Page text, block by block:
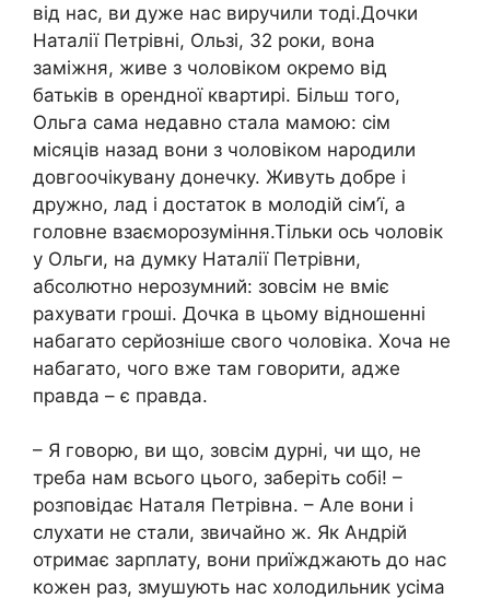
від нас, ви дуже нас виручили тоді.Дочки
Наталії Петрівні, Ользі, 32 роки, вона
заміжня, живе з чоловіком окремо від
батьків в орендної квартирі. Більш того,
Ольга сама недавно стала мамою: сім
місяців назад вони з чоловіком народили
довгоочікувану донечку. Живуть добре і
дружно, лад і достаток в молодій сім’ї, а
головне взаєморозуміння.Тільки ось чоловік
у Ольги, на думку Наталії Петрівни,
абсолютно нерозумний: зовсім не вміє
рахувати гроші. Дочка в цьому відношенні
набагато серйозніше свого чоловіка. Хоча не
набагато, чого вже там говорити, адже
правда – є правда.
– Я говорю, ви що, зовсім дурні, чи що, не
треба нам всього цього, заберіть собі! –
розповідає Наталя Петрівна. – Але вони і
слухати не стали, звичайно ж. Як Андрій
отримає зарплату, вони приїжджають до нас
кожен раз, змушують нас холодильник усіма